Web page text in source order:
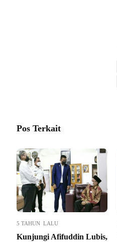
Pos Terkait
5 TAHUN LALU
Kunjungi Afifuddin Lubis,